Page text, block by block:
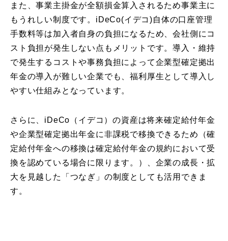
また、事業主掛金が全額損金算入されるため事業主に
もうれしい制度です。iDeCo(イデコ)自体の口座管理
手数料等は加入者自身の負担になるため、会社側にコ
スト負担が発生しない点もメリットです。導入・維持
で発生するコストや事務負担によって企業型確定拠出
年金の導入が難しい企業でも、福利厚生として導入し
やすい仕組みとなっています。
さらに、iDeCo（イデコ）の資産は将来確定給付年金
や企業型確定拠出年金に非課税で移換できるため（確
定給付年金への移換は確定給付年金の規約において受
換を認めている場合に限ります。）、企業の成長・拡
大を見越した「つなぎ」の制度としても活用できま
す。